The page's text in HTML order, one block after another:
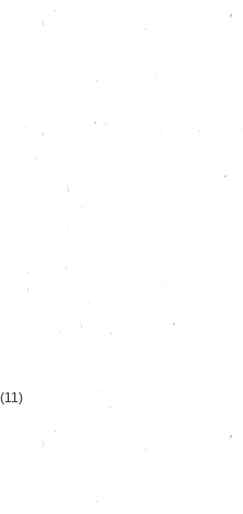
(11)